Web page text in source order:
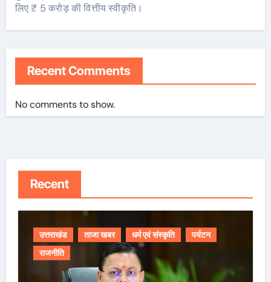
लिए ₹ 5 करोड़ की वित्तीय स्वीकृति।
Recent Comments
No comments to show.
Recent
उत्तराखंड ताजा खबर धर्म एवं संस्कृति
पर्यटन
राजनीति